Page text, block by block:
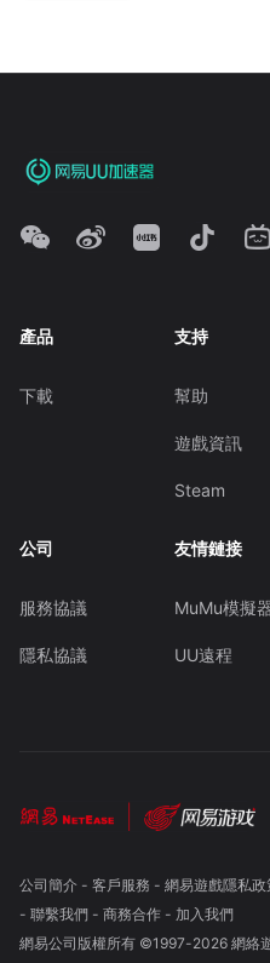
產品
下載
支持
幫助
遊戲資訊
Steam
公司
服務協議
隱私協議
友情鏈接
MuMu模擬
UU遠程
公司簡介- 客戶服務 - 網易遊戲隱私
- 聯繫我們- 商務合作- 加入我們
網易公司版權所有 ©1997-2026 網絡